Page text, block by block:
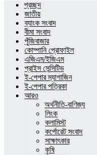
প্রচ্ছদ
জাতীয়
ব্যাংক সংবাদ
বীমা সংবাদ
পুঁজিবাজার
কোম্পানি প্রোফাইল
এজিএম/ইজিএম
প্রাইস সেন্সিটিভ
ই-পেপার ম্যাগাজিন
ই-পেপার পত্রিকা
আরও
অর্থনীতি-বাণিজ্য
লিংক
কলামিস্ট
কর্পোরেট সংবাদ
সাক্ষাৎকার
কৃষি